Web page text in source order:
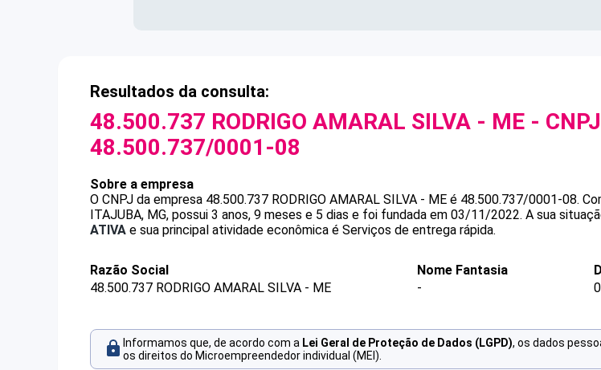
Resultados da consulta:
48.500.737 RODRIGO AMARAL SILVA - ME - CNPJ
48.500.737/0001-08
Sobre a empresa
O CNPJ da empresa 48.500.737 RODRIGO AMARAL SILVA - ME é 48.500.737/0001-08.
ITAJUBA, MG, possui 3 anos, 9 meses e 5 dias e foi fundada em 03/11/2022. A sua
ATIVA e sua principal atividade econômica é Serviços de entrega rápida.
Razão Social
48.500.737 RODRIGO AMARAL SILVA - ME
Nome Fantasia
-
Informamos que, de acordo com a Lei Geral de Proteção de Dados (LGPD), os dados
os direitos do Microempreendedor individual (MEI).